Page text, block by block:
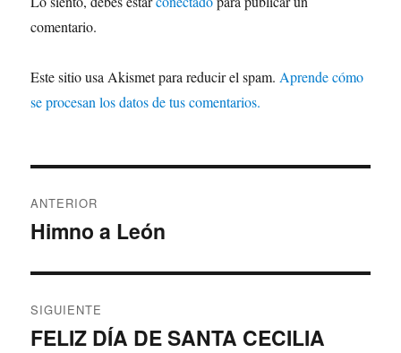
comentario.
Este sitio usa Akismet para reducir el spam. Aprende cómo
se procesan los datos de tus comentarios.
de
ANTERIOR
Entrada
Himno a León
SIGUIENTE
Entrada
FELIZ DÍA DE SANTA CECILIA